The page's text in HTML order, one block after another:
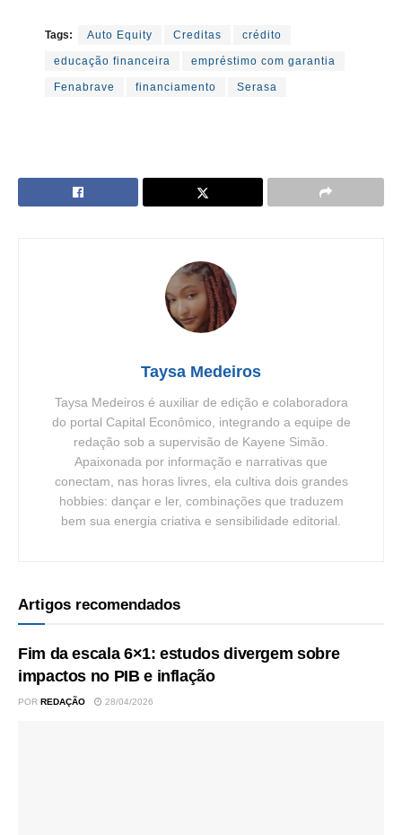
Tags: Auto Equity Creditas crédito
educação financeira empréstimo com garantia
Fenabrave financiamento Serasa
Taysa Medeiros
Taysa Medeiros é auxiliar de edição e colaboradora
do portal Capital Econômico, integrando a equipe de
redação sob a supervisão de Kayene Simão.
Apaixonada por informação e narrativas que
conectam, nas horas livres, ela cultiva dois grandes
hobbies: dançar e ler, combinações que traduzem
bem sua energia criativa e sensibilidade editorial.
Artigos recomendados
Fim da escala 6×1: estudos divergem sobre
impactos no PIB e inflação
POR REDAÇÃO 28/04/2026